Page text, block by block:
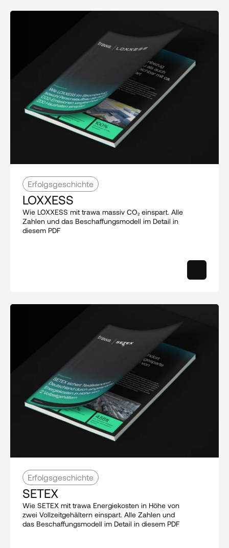
Erfolgsgeschichte
LOXXESS
Wie LOXXESS mit trawa massiv CO₂ einspart. Alle
Zahlen und das Beschaffungsmodell im Detail in
diesem PDF
Erfolgsgeschichte
SETEX
Wie SETEX mit trawa Energiekosten in Höhe von
zwei Vollzeitgehältern einspart. Alle Zahlen und
das Beschaffungsmodell im Detail in diesem PDF